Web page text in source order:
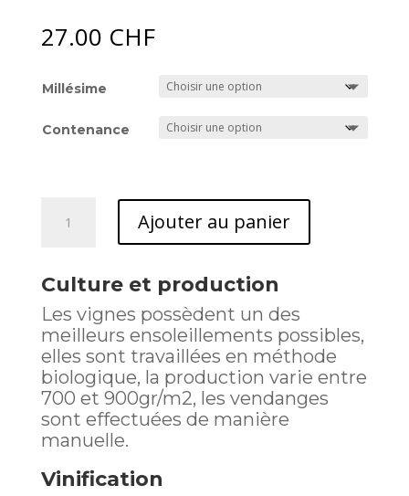
27.00 CHF
Millésime
Contenance
Ajouter au panier
Culture et production
Les vignes possèdent un des
meilleurs ensoleillements possibles,
elles sont travaillées en méthode
biologique, la production varie entre
700 et 900gr/m2, les vendanges
sont effectuées de manière
manuelle.
Vinification